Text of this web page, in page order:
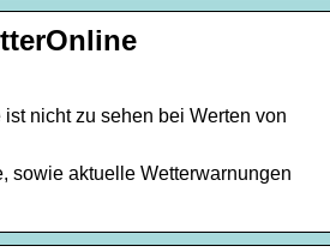
nicht zu sehen bei Werten von
sowie aktuelle Wetterwarnungen